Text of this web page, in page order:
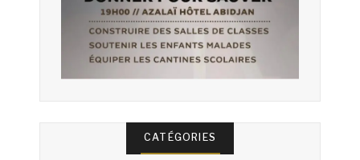
CATÉGORIES